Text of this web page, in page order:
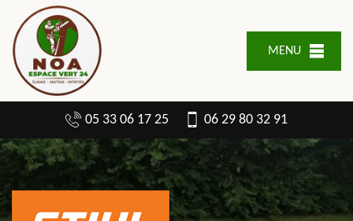
MENU
05 33 06 17 25 06 29 80 32 91